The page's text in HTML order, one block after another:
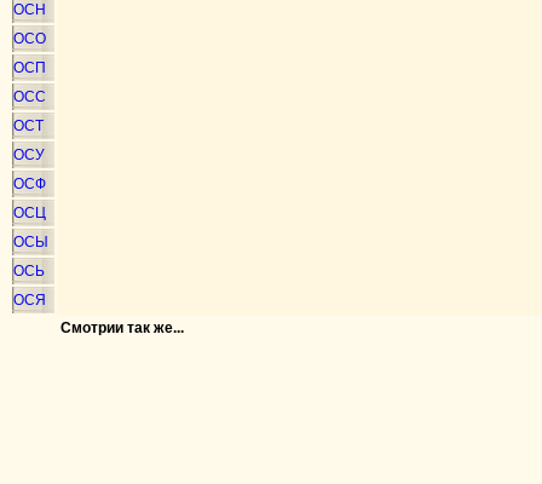
ОСН
ОСО
ОСП
ОСС
ОСТ
ОСУ
ОСФ
ОСЦ
ОСЫ
ОСЬ
ОСЯ
Смотрии так же...